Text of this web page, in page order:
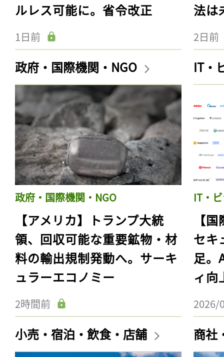
ルレス可能に。省令改正
1日前
法は
2日前
政府・国際機関・NGO
政府・国際機関・NGO
【アメリカ】トランプ大統
領、回収可能な重要鉱物・材
料の輸出規制発動へ。サーキ
ュラーエコノミー
2時間前
IT・
IT・
【
セキ
足。
ィ向
2026/
小売・宿泊・飲食・店舗 商社